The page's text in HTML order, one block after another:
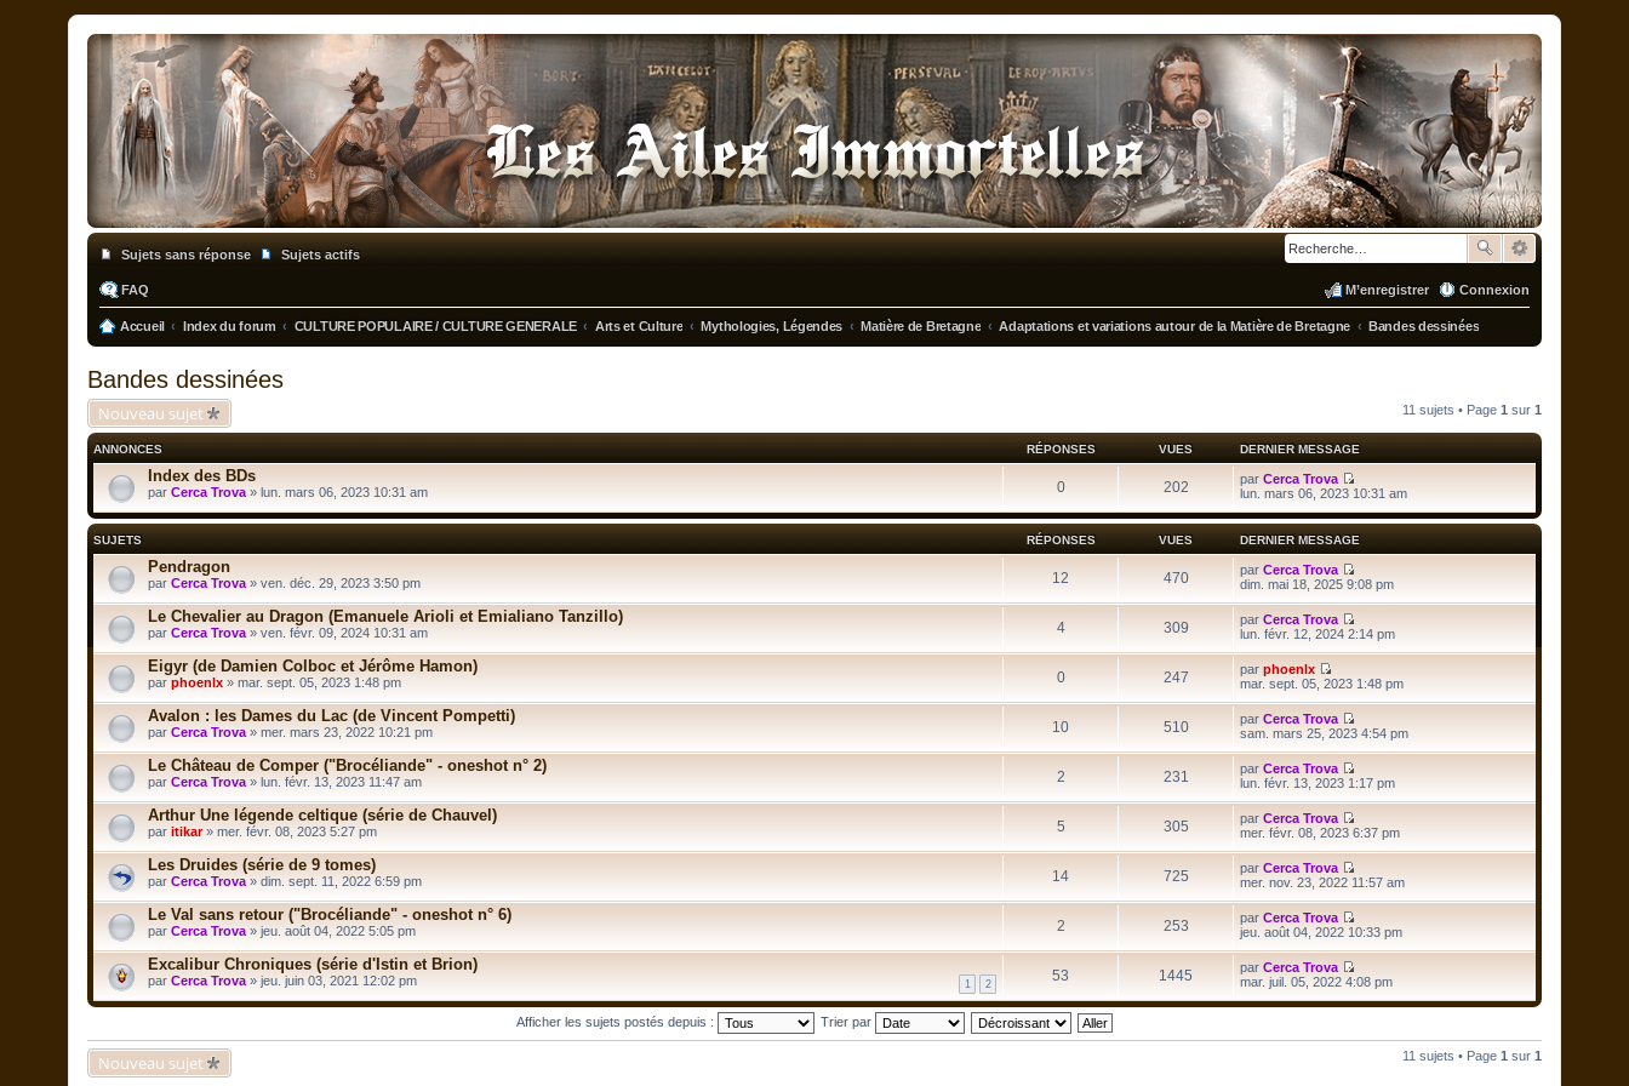
Sujets sans réponse Sujets actifs
FAQ Connexion
M’enregistrer
Accueil Index du forum CULTURE POPULAIRE / CULTURE GENERALE Arts et Culture Mythologies, Légendes Matière de Bretagne Adaptations et variations autour de la Matière de Bretagne Bandes dessinées
Bandes dessinées
Nouveau sujet 11 sujets • Page 1 sur 1
ANNONCES RÉPONSES VUES DERNIER MESSAGE
Index des BDs
par Cerca Trova » lun. mars 06, 2023 10:31 am 0 202 par Cerca Trova
V
i
r
l
d
e
r
i
e
m
s
a
g
lun. mars 06, 2023 10:31 am
SUJETS RÉPONSES VUES DERNIER MESSAGE
Pendragon
par Cerca Trova » ven. déc. 29, 2023 3:50 pm 12 470 par Cerca Trova
V
l
e
e
i
e
r
e
s
a
e
dim. mai 18, 2025 9:08 pm
Le Chevalier au Dragon (Emanuele Arioli et Emialiano Tanzillo)
par Cerca Trova » ven. févr. 09, 2024 10:31 am 4 309 par Cerca Trova
V
l
e
e
e
r
e
s
a
e
lun. févr. 12, 2024 2:14 pm
Eigyr (de Damien Colboc et Jérôme Hamon)
par phoenlx » mar. sept. 05, 2023 1:48 pm 0 247 par phoenlx
V
r
l
e
d
e
i
e
r
m
e
s
s
a
e
mar. sept. 05, 2023 1:48 pm
Avalon : les Dames du Lac (de Vincent Pompetti)
par Cerca Trova » mer. mars 23, 2022 10:21 pm 10 510 par Cerca Trova
V
l
e
e
i
e
r
e
s
a
e
sam. mars 25, 2023 4:54 pm
Le Château de Comper ("Brocéliande" - oneshot n° 2)
par Cerca Trova » lun. févr. 13, 2023 11:47 am 2 231 par Cerca Trova
V
l
e
e
i
e
r
e
s
g
lun. févr. 13, 2023 1:17 pm
Arthur Une légende celtique (série de Chauvel)
par itikar» mer. févr. 08, 2023 5:27 pm 5 305 par Cerca Trova
V
l
e
e
e
r
mer. févr. 08, 2023 6:37 pm
Les Druides (série de 9 tomes)
par Cerca Trova » dim. sept. 11, 2022 6:59 pm 14 725 par Cerca Trova
V
l
e
e
n
e
mer. nov. 23, 2022 11:57 am
Le Val sans retour ("Brocéliande" - oneshot n° 6)
par Cerca Trova » jeu. août 04, 2022 5:05 pm 2 253 par Cerca Trova
V
l
e
r
jeu. août 04, 2022 10:33 pm
Excalibur Chroniques (série d'Istin et Brion)
1 2
par Cerca Trova » jeu. juin 03, 2021 12:02 pm 53 1445 par Cerca Trova
V
i
l
mar. juil. 05, 2022 4:08 pm
Afficher les sujets postés depuis : Trier par
Nouveau sujet 11 sujets • Page 1 sur 1